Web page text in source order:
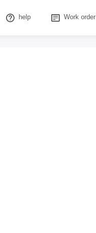
help Work order